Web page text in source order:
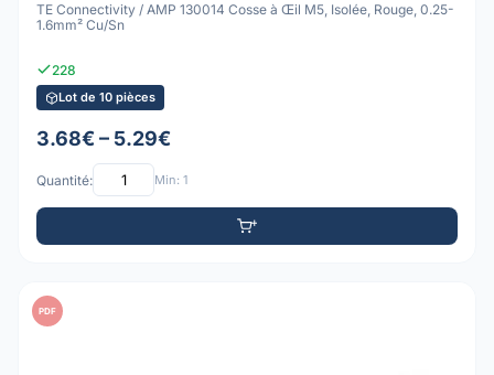
TE Connectivity / AMP 130014 Cosse à Œil M5, Isolée, Rouge, 0.25-
1.6mm² Cu/Sn
228
Lot de 10 pièces
3.68€ – 5.29€
Quantité: Min: 1
PDF